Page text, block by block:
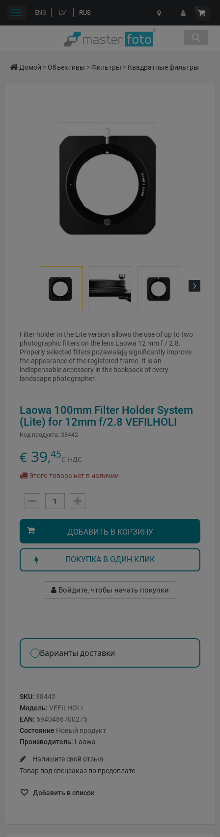
ENG LV RUS 0
Переключить
Домой > Объективы >Фильтры > Квадратные фильтры
Filter holder in the Lite version allows the use of up to two
photographic filters on the lens Laowa 12 mm f / 2.8.
Properly selected filters pozawalają significantly improve
the appearance of the registered frame. It is an
indispensable accessory in the backpack of every
landscape photographer.
Laowa 100mm Filter Holder System
(Lite) for 12mm f/2.8 VEFILHOLI
Код продукта: 38442
€ 39,45С НДС
Этого товара нет в наличии
ДОБАВИТЬ В КОРЗИНУ
ПОКУПКА В ОДИН КЛИК
Войдите, чтобы начать покупки
Варианты доставки
SKU: 38442
Модель: VEFILHOLI
EAN: 6940486700275
Состояние Новый продукт
Производитель: Laowa
Напишите свой отзыв
Товар под спецзаказ по предоплате
Добавить в список